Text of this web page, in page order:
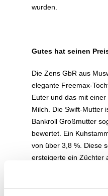
wurden.
Gutes hat seinen
Die Zens GbR aus
elegante Freemax-
Euter und das mit
Milch. Die Swift-Mutter
Bankroll Großmutter
bewertet. Ein
von über 3,8 %. Diese
ersteigerte ein Züchter
€. Eine besondere
sehr klaren